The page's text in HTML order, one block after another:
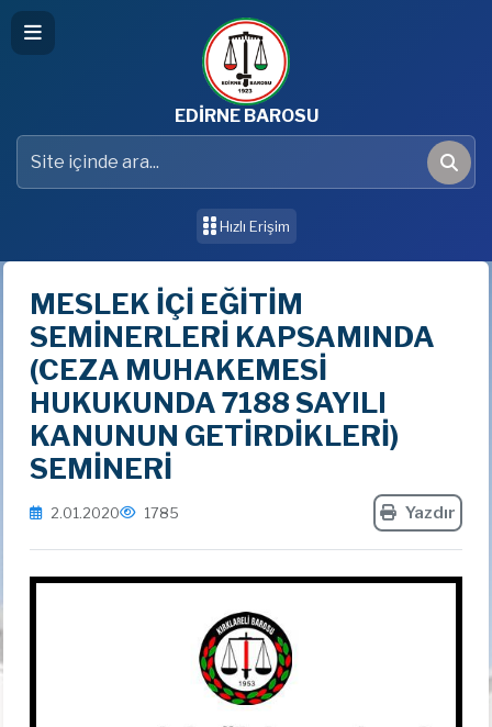
EDİRNE BAROSU
Site içinde ara
Ara
Hızlı Erişim
MESLEK İÇİ EĞİTİM
SEMİNERLERİ KAPSAMINDA
(CEZA MUHAKEMESİ
HUKUKUNDA 7188 SAYILI
KANUNUN GETİRDİKLERİ)
SEMİNERİ
2.01.2020 1785 Yazdır